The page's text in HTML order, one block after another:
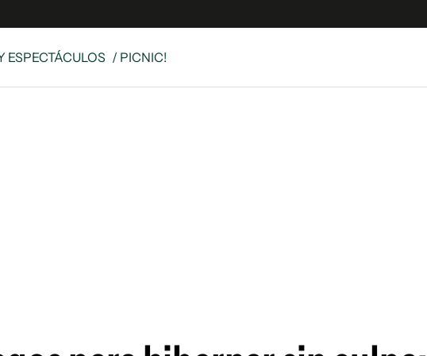
ESPECTÁCULOS / PICNIC!